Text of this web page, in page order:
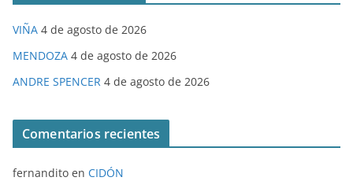
VIÑA 4 de agosto de 2026
MENDOZA 4 de agosto de 2026
ANDRE SPENCER 4 de agosto de 2026
Comentarios recientes
fernandito en CIDÓN